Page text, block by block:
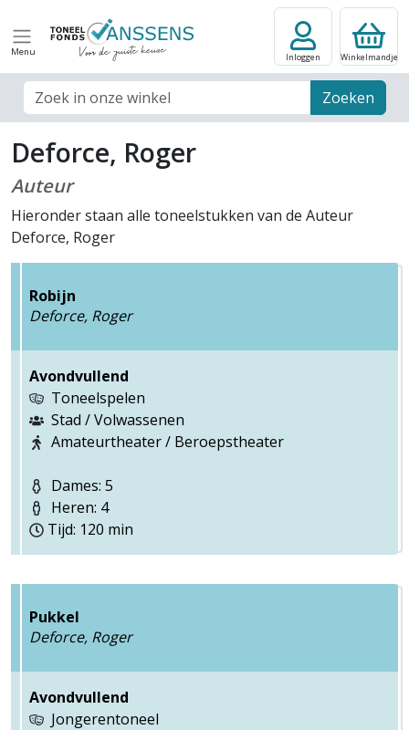
Menu
Zoek veld Zoeken
Inloggen Winkelmandje
Deforce, Roger
Auteur
Hieronder staan alle toneelstukken van de Auteur
Deforce, Roger
Robijn
Deforce, Roger
Avondvullend
Toneelspelen
Stad / Volwassenen
Amateurtheater / Beroepstheater
Dames: 5
Heren: 4
Tijd: 120 min
Pukkel
Deforce, Roger
Avondvullend
Jongerentoneel